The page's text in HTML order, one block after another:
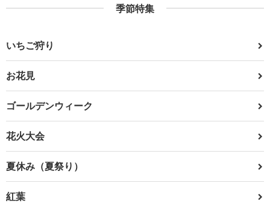
季節特集
いちご狩り
お花見
ゴールデンウィーク
花火大会
夏休み（夏祭り）
紅葉